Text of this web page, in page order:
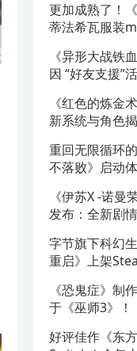
更加成熟了！
蒂法希瓦服装
《异形大战铁
因 “好友支援”
《红色的炼金
新系统与角色
重回无限循环
不落败》启动
《伊苏X -诺曼
发布：全新剧
字节旗下科幻
重启》上架
《恐鬼症》制
于《巫师3》！
好评佳作《东